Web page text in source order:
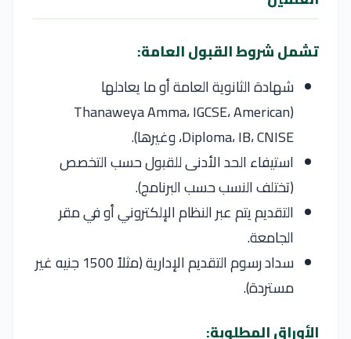
تشمل شروط القبول العامة:
شهادة الثانوية العامة أو ما يعادلها
(Thanaweya Amma، IGCSE، American
Diploma، IB، CNISE، وغيرها).
استيفاء الحد الأدنى للقبول حسب التخصص
(تختلف النسب حسب البرنامج).
التقديم يتم عبر النظام الإلكتروني أو في مقر
الجامعة.
سداد رسوم التقديم الإدارية (مثلاً 1500 جنيه غير
مستردة).
الأوراق المطلوبة: